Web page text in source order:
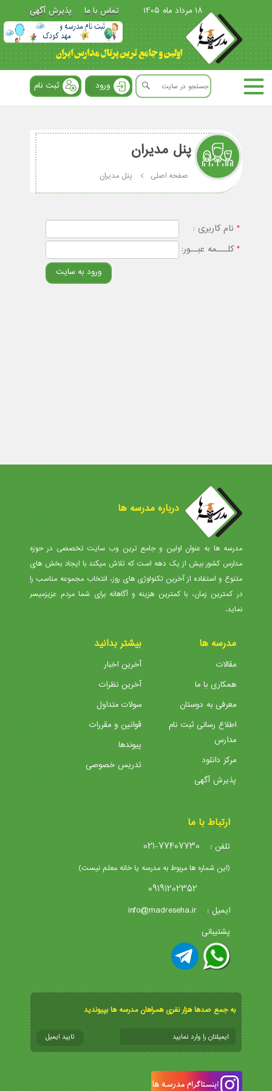
18 مرداد ماه 1405 تماس با ما پذیرش آگهی
ورود ثبت نام
پنل مدیران
صفحه اصلی پنل مدیران
* نام کاربری :
*کلـــمه عبــور:
درباره مدرسه ها
مدرسه ها به عنوان اولین و جامع ترین وب سایت تخصصی در حوزه
مدارس کشور بیش از یک دهه است که تلاش میکند با ایجاد بخش های
متنوع و استفاده از آخرین تکنولوژی های روز، انتخاب مجموعه مناسب را
در کمترین زمان، با کمترین هزینه و آگاهانه برای شما مردم عزیزمیسر
نماید.
مدرسه ها
مقالات
همکاری با ما
معرفی به دوستان
اطلاع رسانی ثبت نام
مدارس
مرکز دانلود
پذیرش آگهی
بیشتر بدانید
آخرین اخبار
آخرین نظرات
سولات متداول
قوانین و مقررات
پیوندها
تدریس خصوصی
ارتباط با ما
تلفن : 021-77407730
(این شماره ها مربوط به مدرسه یا خانه معلم نیست)
09191202352
ایمیل : info@madreseha.ir
پشتیبانی
به جمع صدها هزار نفری همراهان مدرسه ها بپیوندید